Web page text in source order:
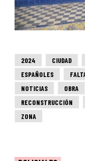
2024 CIUDAD
ESPAÑOLES
NOTICIAS
OBRA
RECONSTRUCCIÓN
ZONA